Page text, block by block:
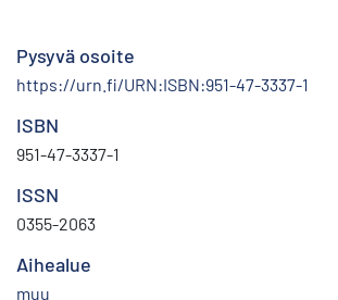
Pysyvä osoite
https://urn.fi/URN:ISBN:951-47-3337-1
ISBN
951-47-3337-1
ISSN
0355-2063
Aihealue
muu